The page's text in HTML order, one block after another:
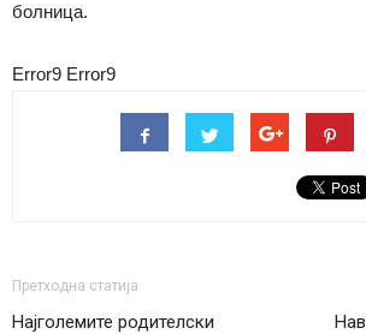
болница.
Error9 Error9
Претходна статија
Најголемите родителски